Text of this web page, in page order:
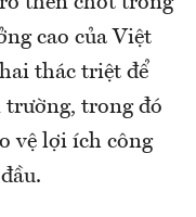
cao của Việt
thác triệt để
trường, trong đó
vệ lợi ích công